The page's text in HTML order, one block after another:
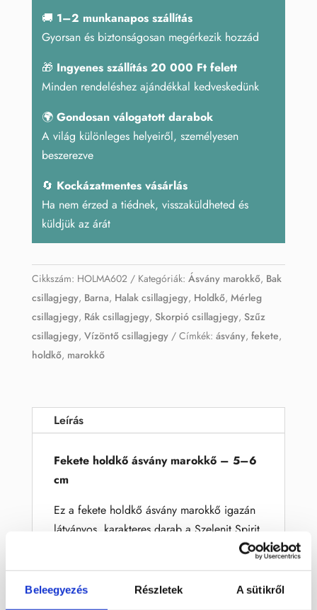
Beleegyezés Részletek A sütikről
🚚 1–2 munkanapos szállítás
Gyorsan és biztonságosan megérkezik hozzád
🎁 Ingyenes szállítás 20 000 Ft felett
Minden rendeléshez ajándékkal kedveskedünk
🌍 Gondosan válogatott darabok
A világ különleges helyeiről, személyesen
beszerezve
🔄 Kockázatmentes vásárlás
Ha nem érzed a tiédnek, visszaküldheted és
küldjük az árát
Cikkszám: HOLMA602 Kategóriák: Ásvány marokkő, Bak
csillagjegy, Barna, Halak csillagjegy, Holdkő, Mérleg
csillagjegy, Rák csillagjegy, Skorpió csillagjegy, Szűz
csillagjegy, Vízöntő csillagjegy Címkék: ásvány, fekete,
holdkő, marokkő
Leírás
Fekete holdkő ásvány marokkő – 5–6
cm
Ez a fekete holdkő ásvány marokkő igazán
látványos, karakteres darab a Szelenit Spirit
kínálatában. Sötét, fekete-szürkés alapszínét
világos, bézses és aranyló erezetek teszik
különlegessé, így minden egyes darab
egyedi, természetes mintázatú ásvány.